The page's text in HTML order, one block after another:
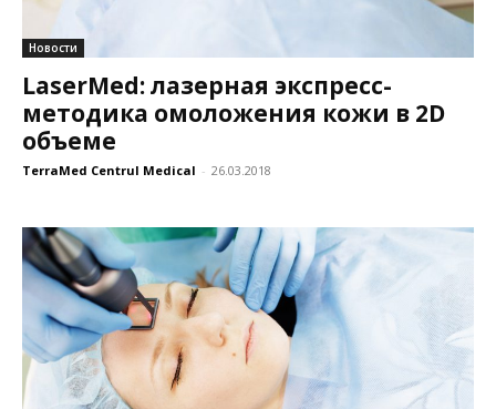
Новости
LaserMed: лазерная экспресс-
методика омоложения кожи в 2D
объеме
TerraMed Centrul Medical - 26.03.2018